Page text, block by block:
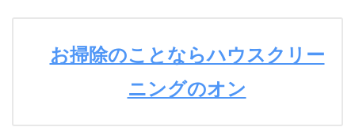
お掃除のことならハウスクリー
ニングのオン